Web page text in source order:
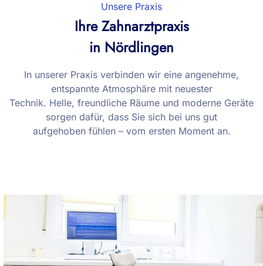
Unsere Praxis
Ihre Zahnarztpraxis
in Nördlingen
In unserer Praxis verbinden wir eine angenehme,
entspannte Atmosphäre mit neuester
Technik. Helle, freundliche Räume und moderne Geräte
sorgen dafür, dass Sie sich bei uns gut
aufgehoben fühlen – vom ersten Moment an.